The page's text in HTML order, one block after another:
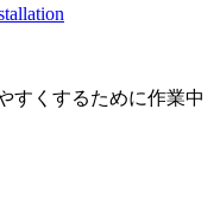
すくするために作業中